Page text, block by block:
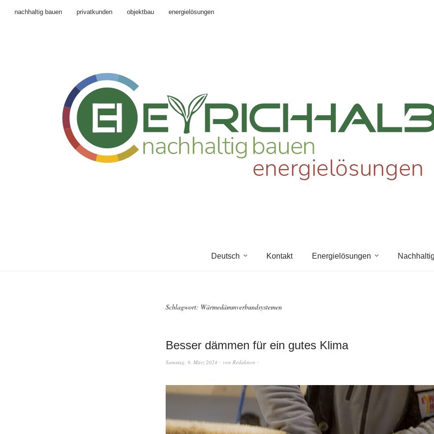
nachhaltig bauen privatkunden objektbau energielösungen
Deutsch Kontakt Energielösungen
Schlagwort: Wärmedämmverbundsystemen
Besser dämmen für ein gutes Klima
Samstag, 9. März 2024 von Redaktion